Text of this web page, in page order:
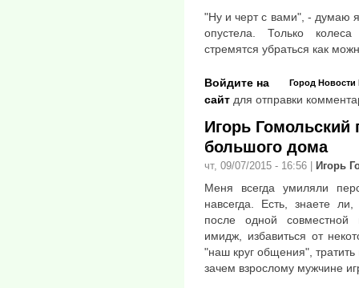
"Ну и черт с вами", - думаю
опустела. Только
стремятся убраться как
Город Новости
Войдите на
сайт для отправки
Игорь Гомольский
большого дома
чт, 09/07/2015 - 16:56 Игорь
Меня всегда умиляли
навсегда. Есть, знаете
после одной совместной
имидж, избавиться от
"наш круг общения",
зачем взрослому мужчине